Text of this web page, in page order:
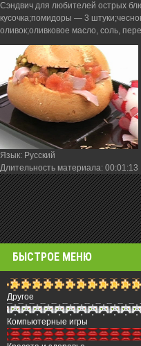
Сэндвич для любителей острых
кусочка;помидоры — 3
оливок;оливковое масло, соль,
Язык: Русский
Длительность материала: 00:01:13
БЫСТРОЕ МЕНЮ
Другое
Компьютерные игры